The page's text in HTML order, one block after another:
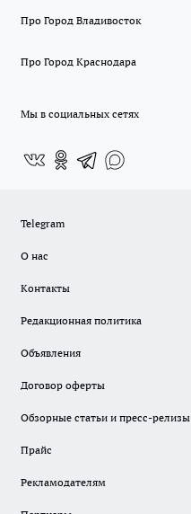
Про Город Владивосток
Про Город Краснодара
Мы в социальных сетях
Telegram
О нас
Контакты
Редакционная политика
Объявления
Договор оферты
Обзорные статьи и пресс-релизы
Прайс
Рекламодателям